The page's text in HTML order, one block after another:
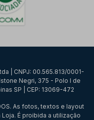
| CNPJ: 00.565.813/0001-
Negri, 375 - Polo I de
SP | CEP: 13069-472
As fotos, textos e layout
É proibida a utilização